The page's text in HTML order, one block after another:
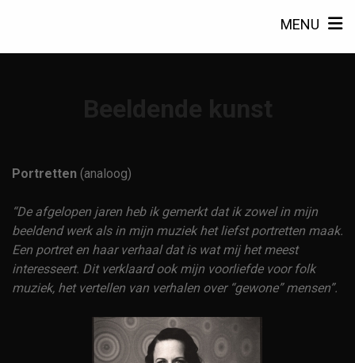
MENU
Portretten (analoog)
“De afgelopen jaren heb ik gemerkt dat ik zowel in mijn
beeldend werk als in mijn muziek het liefst portretten maak.
Een portret en haar verhaal dat is wat mij het meest
interesseert. Dit verklaard ook mijn voorliefde voor folk
muziek, het vertellen van verhalen over “gewone” mensen”.